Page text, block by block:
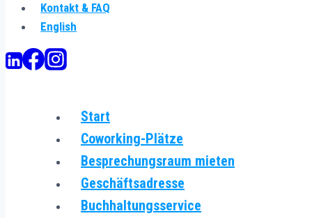
Kontakt & FAQ
English
Start
Coworking-Plätze
Besprechungsraum mieten
Geschäftsadresse
Buchhaltungsservice